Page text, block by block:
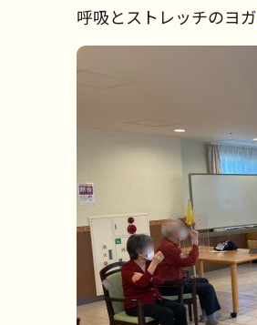
呼吸とストレッチのヨガ